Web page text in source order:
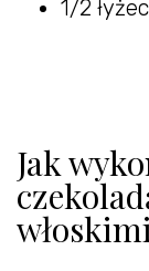
1/2
Jak